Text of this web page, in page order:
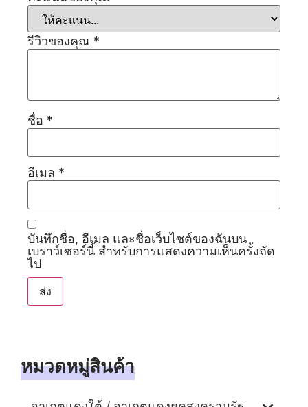
หมวดหมู่สินค้า
รีวิวของคุณ *
ชื่อ *
อีเมล *
บันทึกชื่อ, อีเมล และชื่อเว็บไซต์ของฉันบน
เบราว์เซอร์นี้ สำหรับการแสดงความเห็นครั้งถัด
ไป